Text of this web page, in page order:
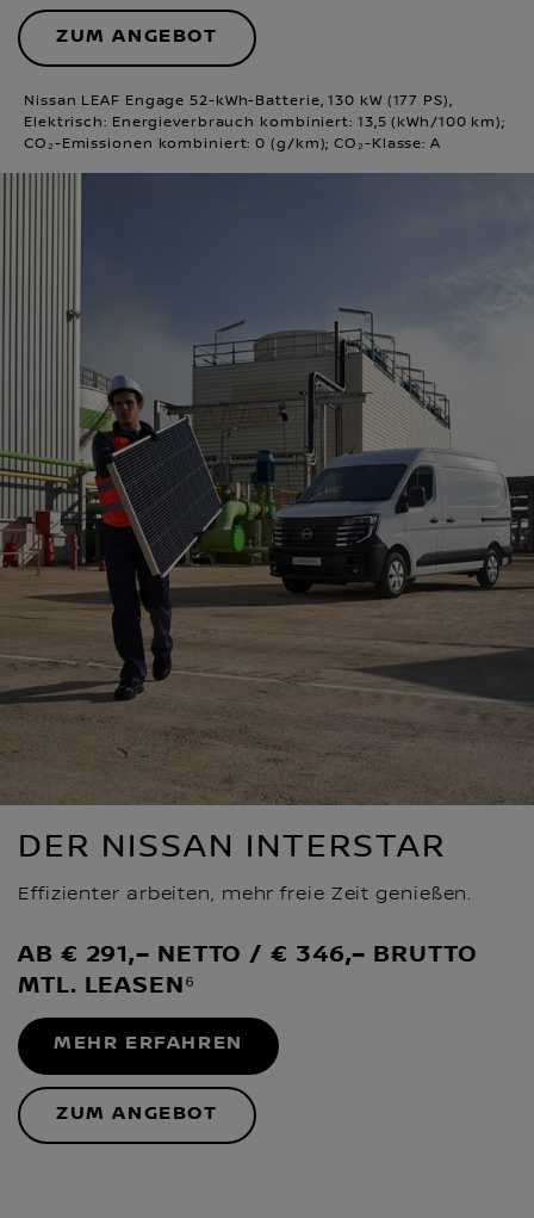
ZUM ANGEBOT
Nissan LEAF Engage 52-kWh-Batterie, 130 kW (177 PS),
Elektrisch: Energieverbrauch kombiniert: 13,5 (kWh/100 km);
CO₂-Emissionen kombiniert: 0 (g/km); CO₂-Klasse: A
DER NISSAN INTERSTAR
Effizienter arbeiten, mehr freie Zeit genießen.
AB € 291,– NETTO / € 346,– BRUTTO
MTL. LEASEN⁶
MEHR ERFAHREN
ZUM ANGEBOT